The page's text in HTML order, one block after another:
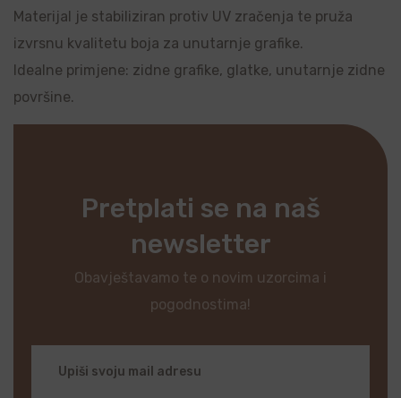
Materijal je stabiliziran protiv UV zračenja te pruža
izvrsnu kvalitetu boja za unutarnje grafike.
Idealne primjene: zidne grafike, glatke, unutarnje zidne
površine.
Pretplati se na naš
newsletter
Obavještavamo te o novim uzorcima i
pogodnostima!